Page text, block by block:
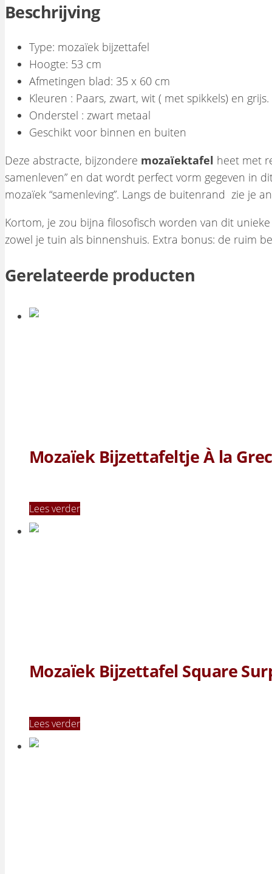
Beschrijving
Type: mozaïek bijzettafel
Hoogte: 53 cm
Afmetingen blad: 35 x 60 cm
Kleuren : Paars, zwart, wit ( met spikkels) en grijs.
Onderstel : zwart metaal
Geschikt voor binnen en buiten
Deze abstracte, bijzondere mozaïektafel heet met
samenleven” en dat wordt perfect vorm gegeven in
mozaïek “samenleving”. Langs de buitenrand zie je
Kortom, je zou bijna filosofisch worden van dit
zowel je tuin als binnenshuis. Extra bonus: de ruim
Gerelateerde producten
Mozaïek Bijzettafeltje À la
Lees verder
Mozaïek Bijzettafel Square
Lees verder